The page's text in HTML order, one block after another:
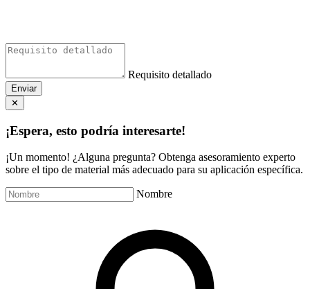
Requisito detallado
Enviar
✕
¡Espera, esto podría interesarte!
¡Un momento! ¿Alguna pregunta? Obtenga asesoramiento experto
sobre el tipo de material más adecuado para su aplicación específica.
Nombre